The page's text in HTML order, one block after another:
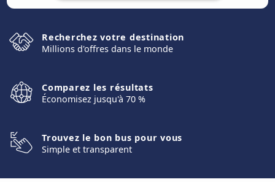
Recherchez votre destination
Millions d'offres dans le monde
Comparez les résultats
Économisez jusqu'à 70 %
Trouvez le bon bus pour vous
Simple et transparent